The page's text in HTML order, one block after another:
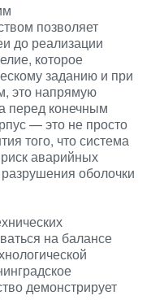
позволяет
до реализации
которое
заданию и при
это напрямую
перед конечным
— это не просто
того, что система
аварийных
оболочки
на балансе
демонстрирует